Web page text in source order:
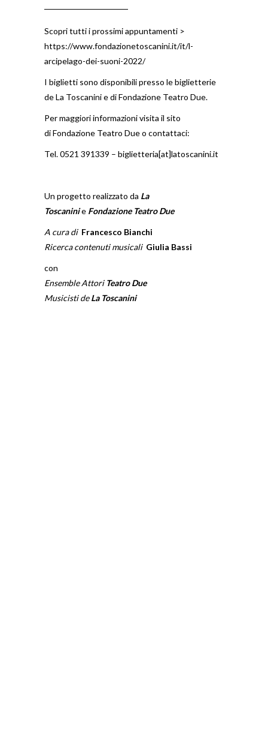
Scopri tutti i prossimi appuntamenti >
https://www.fondazionetoscanini.it/it/l-
arcipelago-dei-suoni-2022/
I biglietti sono disponibili presso le biglietterie
de La Toscanini e di Fondazione Teatro Due.
Per maggiori informazioni visita il sito
diFondazione Teatro Dueo contattaci:
Tel. 0521 391339 – biglietteria[at]latoscanini.it
Un progetto realizzato da La
Toscaninie Fondazione Teatro Due
A cura di Francesco Bianchi
Ricerca contenuti musicali Giulia Bassi
con
Ensemble Attori Teatro Due
Musicisti deLa Toscanini